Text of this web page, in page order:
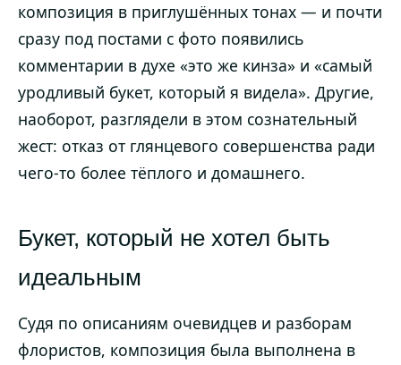
композиция в приглушённых тонах — и почти
сразу под постами с фото появились
комментарии в духе «это же кинза» и «самый
уродливый букет, который я видела». Другие,
наоборот, разглядели в этом сознательный
жест: отказ от глянцевого совершенства ради
чего-то более тёплого и домашнего.
Букет, который не хотел быть
идеальным
Судя по описаниям очевидцев и разборам
флористов, композиция была выполнена в